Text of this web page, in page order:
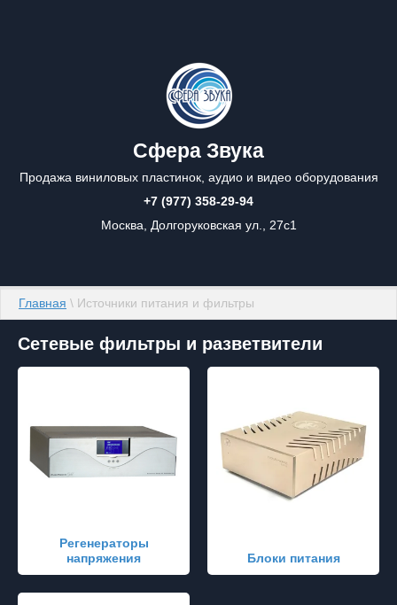
Сфера Звука
Продажа виниловых пластинок, аудио и видео оборудования
+7 (977) 358-29-94
Москва, Долгоруковская ул., 27с1
Главная \ Источники питания и фильтры
Сетевые фильтры и разветвители
Регенераторы
напряжения
Блоки питания